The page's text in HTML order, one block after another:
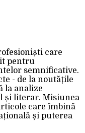
care
pentru
semnificative.
- de la noutățile
la analize
și literar. Misiunea
care îmbină
și puterea